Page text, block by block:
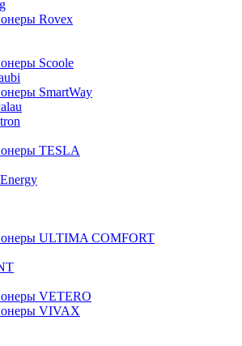
Rovex
Scoole
SmartWay
TESLA
ULTIMA COMFORT
VETERO
VIVAX